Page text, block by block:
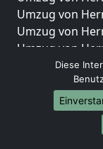
Umzug von
Umzug von
Umzug von
Umzug von
Umzug von
Umzug von
Umzug von
Umzug von
Diese